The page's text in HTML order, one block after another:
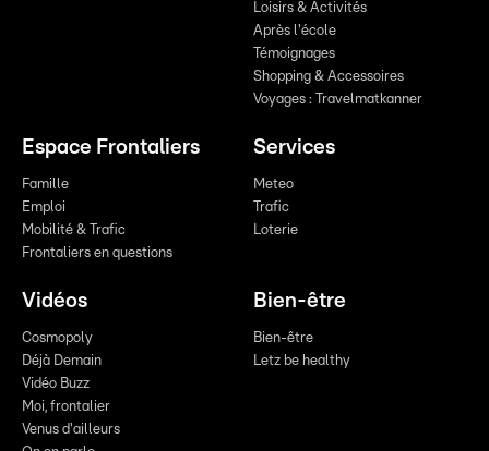
Loisirs & Activités
Après l'école
Témoignages
Shopping & Accessoires
Voyages : Travelmatkanner
Espace Frontaliers
Famille
Emploi
Mobilité & Trafic
Frontaliers en questions
Services
Meteo
Trafic
Loterie
Vidéos
Cosmopoly
Déjà Demain
Vidéo Buzz
Moi, frontalier
Venus d'ailleurs
Bien-être
Bien-être
Letz be healthy